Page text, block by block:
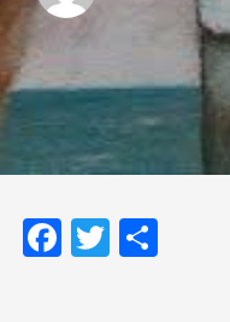
Facebook
Twitter